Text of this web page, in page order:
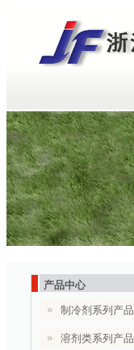
产品中心
制冷剂系列产品
溶剂类系列产品